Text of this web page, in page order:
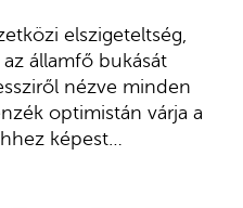
elszigeteltség,
államfő bukását
nézve minden
optimistán várja a
képest…